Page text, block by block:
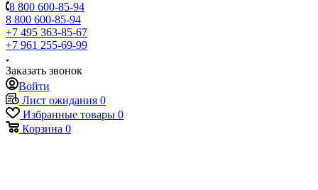
8 800 600-85-94
8 800 600-85-94
+7 495 363-85-67
+7 961 255-69-99
Заказать звонок
Войти
Лист ожидания 0
Избранные товары 0
Корзина 0